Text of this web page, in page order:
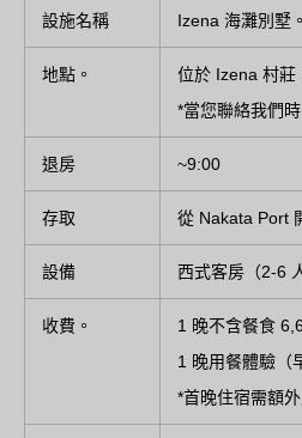
設施名稱 Izena 海灘別墅。
地點。
位於 Izena 村莊
*當您聯絡我們
退房 ~9:00
存取 從 Nakata Port
設備 西式客房（2-6
收費。
1 晚不含餐食
1 晚用餐體驗（
*首晚住宿需額